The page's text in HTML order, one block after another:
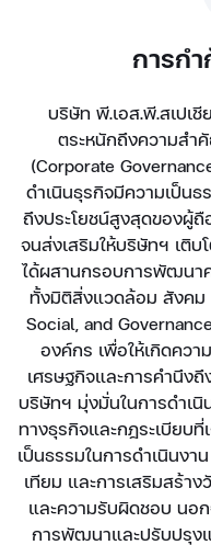
การก
บริษัท พี.เอส.พี.สเปเ
ตระหนักถึงความสำ
(Corporate
ดำเนินธุรกิจมีความเป็น
ถึงประโยชน์สูงสุดของผู้
จนส่งเสริมให้บริษัทฯ เติ
ได้ผสานกรอบการพัฒนา
ทั้งมิติสิ่งแวดล้อม สังคม
Social, and
องค์กร เพื่อให้เกิดคว
เศรษฐกิจและการคำนึง
บริษัทฯ มุ่งมั่นในการดำเ
ทางธุรกิจและกฎระเบียบ
เป็นธรรมในการดำเนินง
เทียม และการเสริมสร้า
และความรับผิดชอบ นอ
การพัฒนาและปรับปรุง